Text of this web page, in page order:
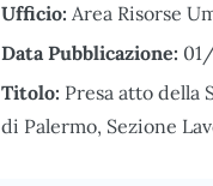
Ufficio: Area Risorse
Data Pubblicazione:
Titolo: Presa atto della
di Palermo, Sezione